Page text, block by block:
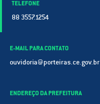
TELEFONE
88 3557.1254
E-MAIL PARA CONTATO
ouvidoria@porteiras.ce.gov.br
ENDEREÇO DA PREFEITURA